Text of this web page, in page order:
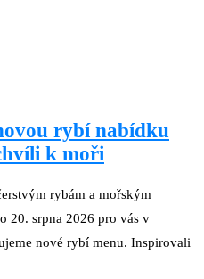
rybí nabídku
k moři
rybám a mořským
20. srpna 2026 pro vás v
nové rybí menu. Inspirovali